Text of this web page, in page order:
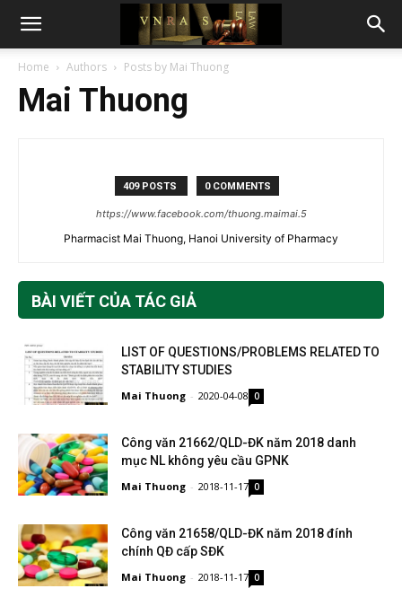
Home Authors Posts by Mai Thuong
Mai Thuong
409 POSTS 0 COMMENTS
https://www.facebook.com/thuong.maimai.5
Pharmacist Mai Thuong, Hanoi University of Pharmacy
BÀI VIẾT CỦA TÁC GIẢ
LIST OF QUESTIONS/PROBLEMS RELATED TO
STABILITY STUDIES
Mai Thuong - 2020-04-08 0
Công văn 21662/QLD-ĐK năm 2018 danh
mục NL không yêu cầu GPNK
Mai Thuong - 2018-11-17 0
Công văn 21658/QLD-ĐK năm 2018 đính
chính QĐ cấp SĐK
Mai Thuong - 2018-11-17 0